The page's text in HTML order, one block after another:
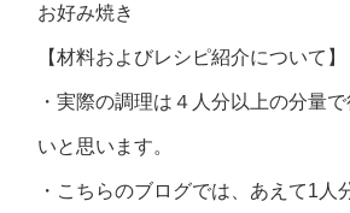
お好み焼き
【材料およびレシピ紹介について】
・実際の調理は４人分以上の分量
いと思います。
・こちらのブログでは、あえて1人